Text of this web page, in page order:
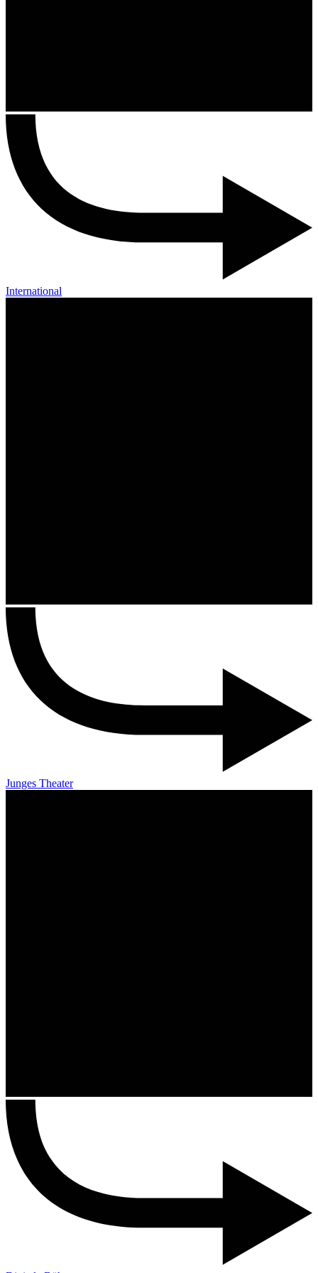
International
Junges Theater